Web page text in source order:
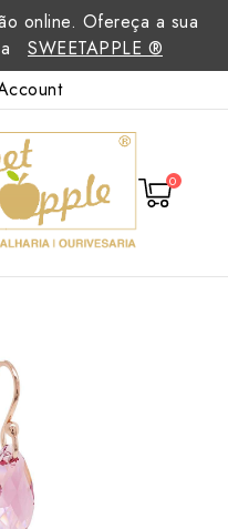
online. Ofereça a sua
SWEETAPPLE ®
0